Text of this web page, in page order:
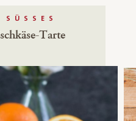
Tarte